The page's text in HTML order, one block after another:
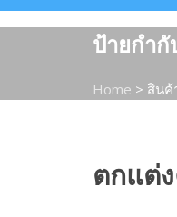
ป้ายกำกั
Home > สินค้
ตกแต่